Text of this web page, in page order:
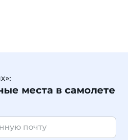
места в самолете